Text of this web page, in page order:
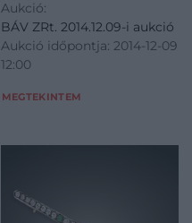
Aukció:
BÁV ZRt. 2014.12.09-i aukció
Aukció időpontja: 2014-12-09
12:00
MEGTEKINTEM